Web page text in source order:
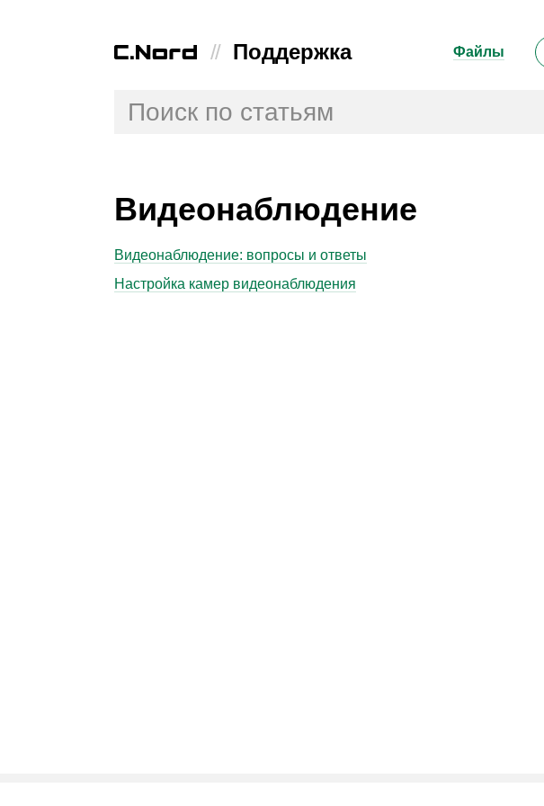
// Поддержка Файлы
Видеонаблюдение
Видеонаблюдение: вопросы и ответы
Настройка камер видеонаблюдения